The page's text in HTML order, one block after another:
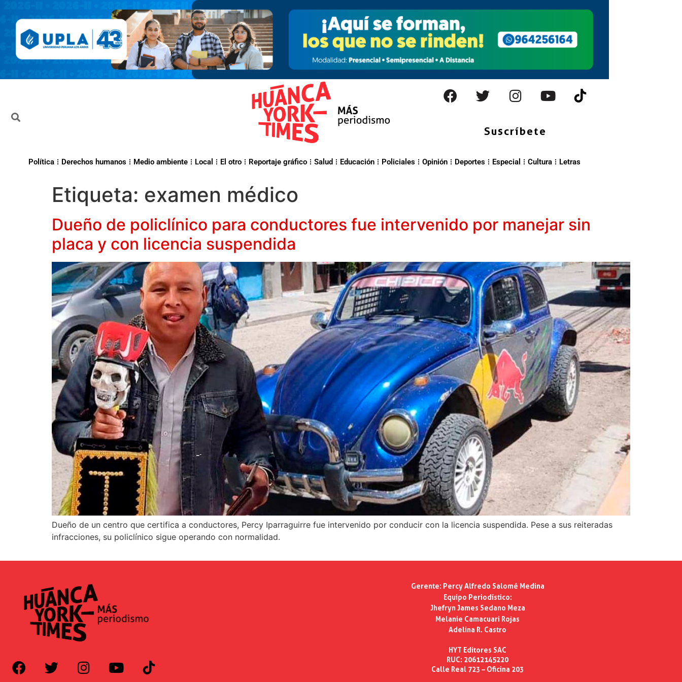
Suscríbete
Política Derechos humanos Medio ambiente Local El otro Reportaje gráfico Salud Educación Policiales Opinión Deportes Especial Cultura Letras
Etiqueta: examen médico
Dueño de policlínico para conductores fue intervenido por manejar sin
placa y con licencia suspendida
Dueño de un centro que certifica a conductores, Percy Iparraguirre fue intervenido por conducir con la licencia suspendida. Pese a sus reiteradas
infracciones, su policlínico sigue operando con normalidad.
Gerente: Percy Alfredo Salomé Medina
Equipo Periodístico:
Jhefryn James Sedano Meza
Melanie Camacuari Rojas
Adelina R. Castro
HYT Editores SAC
RUC: 20612145220
Calle Real 723 – Oficina 203